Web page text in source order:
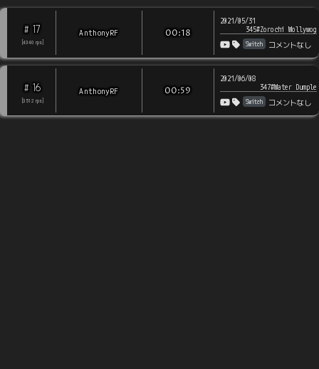
# 17
4340 rps
AnthonyRF 00:18
2021/05/31
345#Zorochi Wollywog
Switch コメントなし
# 16
3512 rps
AnthonyRF 00:59
2021/06/08
347#Water Dumple
Switch コメントなし